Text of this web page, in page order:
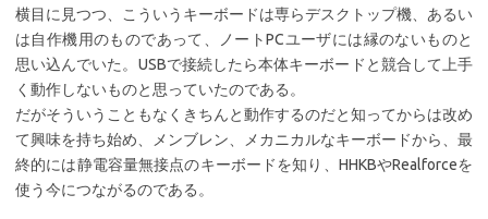
横目に見つつ、こういうキーボードは専らデスクトップ機、あるい
は自作機用のものであって、ノートPCユーザには縁のないものと
思い込んでいた。USBで接続したら本体キーボードと競合して上手
く動作しないものと思っていたのである。
だがそういうこともなくきちんと動作するのだと知ってからは改め
て興味を持ち始め、メンブレン、メカニカルなキーボードから、最
終的には静電容量無接点のキーボードを知り、HHKBやRealforceを
使う今につながるのである。